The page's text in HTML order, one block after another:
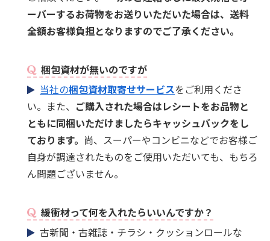
ーバーするお荷物をお送りいただいた場合は、送料
全額お客様負担となりますのでご了承ください。
梱包資材が無いのですが
当社の梱包資材取寄せサービスをご利用くださ
い。また、 ご購入された場合はレシートをお品物と
ともに同梱いただけましたらキャッシュバックをし
ております。 尚、スーパーやコンビニなどでお客様ご
自身が調達されたものをご使用いただいても、もちろ
ん問題ございません。
緩衝材って何を入れたらいいんですか？
古新聞・古雑誌・チラシ・クッションロールな